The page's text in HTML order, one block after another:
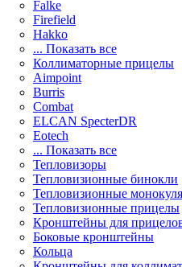
Falke
Firefield
Hakko
... Показать все
Коллиматорные прицелы
Aimpoint
Burris
Combat
ELCAN SpecterDR
Eotech
... Показать все
Тепловизоры
Тепловизионные бинокли
Тепловизионные
Тепловизионные прицелы
Кронштейны для
Боковые кронштейны
Кольца